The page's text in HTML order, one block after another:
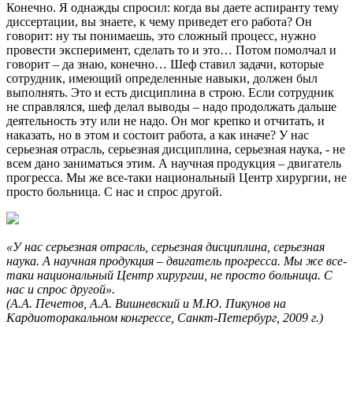
Конечно. Я однажды спросил: когда вы даете аспиранту тему
диссертации, вы знаете, к чему приведет его работа? Он
говорит: ну ты понимаешь, это сложный процесс, нужно
провести эксперимент, сделать то и это… Потом помолчал и
говорит – да знаю, конечно… Шеф ставил задачи, которые
сотрудник, имеющий определенные навыки, должен был
выполнять. Это и есть дисциплина в строю. Если сотрудник
не справлялся, шеф делал выводы – надо продолжать дальше
деятельность эту или не надо. Он мог крепко и отчитать, и
наказать, но в этом и состоит работа, а как иначе? У нас
серьезная отрасль, серьезная дисциплина, серьезная наука, - не
всем дано заниматься этим. А научная продукция – двигатель
прогресса. Мы же все-таки национальный Центр хирургии, не
просто больница. С нас и спрос другой.
«У нас серьезная отрасль, серьезная дисциплина, серьезная
наука. А научная продукция – двигатель прогресса. Мы же все-
таки национальный Центр хирургии, не просто больница. С
нас и спрос другой».
(А.А. Печетов, А.А. Вишневский и М.Ю. Пикунов на
Кардиоторакальном конгрессе, Санкт-Петербург, 2009 г.)